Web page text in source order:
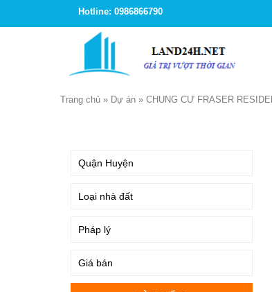
Hotline: 0986866790
Trang chủ » Dự án » CHUNG CƯ FRASER